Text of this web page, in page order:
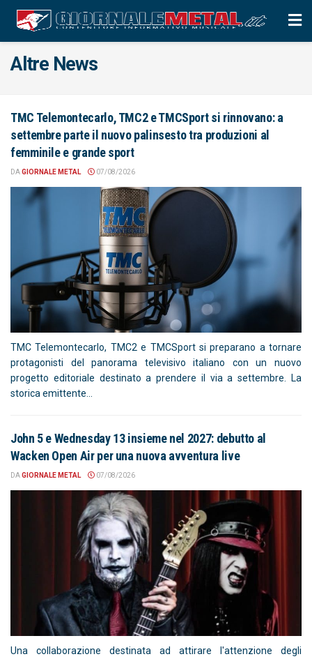
Altre News
TMC Telemontecarlo, TMC2 e TMCSport si rinnovano: a
settembre parte il nuovo palinsesto tra produzioni al
femminile e grande sport
DAGIORNALE METAL 07/08/2026
TMC Telemontecarlo, TMC2 e TMCSport si preparano a tornare
protagonisti del panorama televisivo italiano con un nuovo
progetto editoriale destinato a prendere il via a settembre. La
storica emittente...
John 5 e Wednesday 13 insieme nel 2027: debutto al
Wacken Open Air per una nuova avventura live
DAGIORNALE METAL 07/08/2026
Una collaborazione destinata ad attirare l'attenzione degli